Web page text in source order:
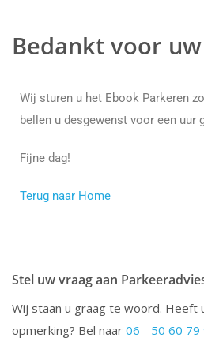
Bedankt voor
Wij sturen u het Ebook Parkeren
bellen u desgewenst voor een uur
Fijne dag!
Terug naar Home
Stel uw vraag aan
Wij staan u graag te woord. Heeft
opmerking? Bel naar 06 - 50 60 79